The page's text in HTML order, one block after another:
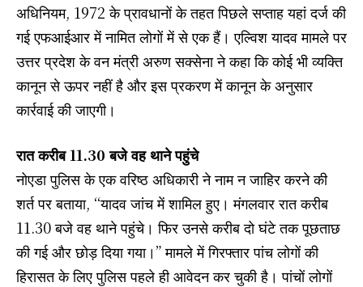
अधिनियम, 1972 के प्रावधानों के तहत पिछले सप्ताह यहां दर्ज की
गई एफआईआर में नामित लोगों में से एक हैं। एल्विश यादव मामले पर
उत्तर प्रदेश के वन मंत्री अरुण सक्सेना ने कहा कि कोई भी व्यक्ति
कानून से ऊपर नहीं है और इस प्रकरण में कानून के अनुसार
कार्रवाई की जाएगी।
रात करीब 11.30 बजे वह थाने पहुंचे
नोएडा पुलिस के एक वरिष्ठ अधिकारी ने नाम न जाहिर करने की
शर्त पर बताया, ‘‘यादव जांच में शामिल हुए। मंगलवार रात करीब
11.30 बजे वह थाने पहुंचे। फिर उनसे करीब दो घंटे तक पूछताछ
की गई और छोड़ दिया गया।” मामले में गिरफ्तार पांच लोगों की
हिरासत के लिए पुलिस पहले ही आवेदन कर चुकी है। पांचों लोगों